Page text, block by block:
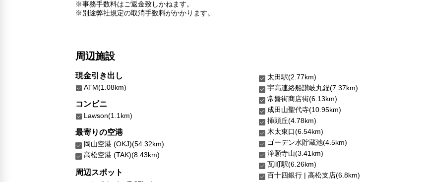
※事務手数料はご返金致しかねます。
※別途弊社規定の取消手数料がかかります。
周辺施設
現金引き出し
ATM(1.08km)
コンビニ
Lawson(1.1km)
最寄りの空港
岡山空港 (OKJ)(54.32km)
高松空港 (TAK)(8.43km)
周辺スポット
太田駅(2.77km)
宇高連絡船讃岐丸錨(7.37km)
常盤街商店街(6.13km)
成田山聖代寺(10.95km)
挿頭丘(4.78km)
木太東口(6.54km)
ゴーデン水貯蔵池(4.5km)
浄願寺山(3.41km)
瓦町駅(6.26km)
百十四銀行 | 高松支店(6.8km)